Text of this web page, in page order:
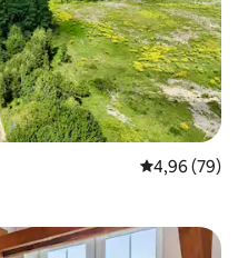
Calificación
4,96 (79)